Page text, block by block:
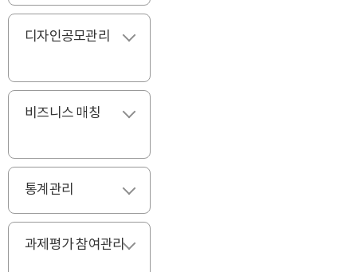
디자인공모관리
비즈니스 매칭
통계관리
과제평가 참여관리